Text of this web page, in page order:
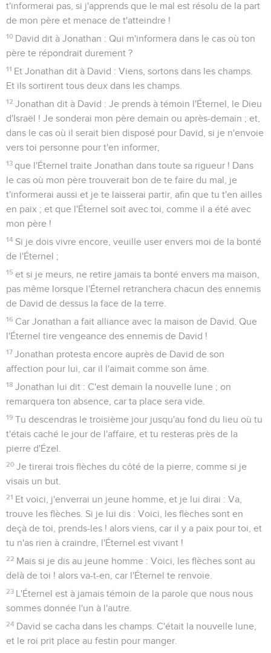
t'informerai pas, si j'apprends que le mal est résolu de la part
de mon père et menace de t'atteindre !
10 David dit à Jonathan : Qui m'informera dans le cas où ton
père te répondrait durement ?
11 Et Jonathan dit à David : Viens, sortons dans les champs.
Et ils sortirent tous deux dans les champs.
12 Jonathan dit à David : Je prends à témoin l'Éternel, le Dieu
d'Israël ! Je sonderai mon père demain ou après-demain ; et,
dans le cas où il serait bien disposé pour David, si je n'envoie
vers toi personne pour t'en informer,
13 que l'Éternel traite Jonathan dans toute sa rigueur ! Dans
le cas où mon père trouverait bon de te faire du mal, je
t'informerai aussi et je te laisserai partir, afin que tu t'en ailles
en paix ; et que l'Éternel soit avec toi, comme il a été avec
mon père !
14 Si je dois vivre encore, veuille user envers moi de la bonté
de l'Éternel ;
15 et si je meurs, ne retire jamais ta bonté envers ma maison,
pas même lorsque l'Éternel retranchera chacun des ennemis
de David de dessus la face de la terre.
16 Car Jonathan a fait alliance avec la maison de David. Que
l'Éternel tire vengeance des ennemis de David !
17 Jonathan protesta encore auprès de David de son
affection pour lui, car il l'aimait comme son âme.
18 Jonathan lui dit : C'est demain la nouvelle lune ; on
remarquera ton absence, car ta place sera vide.
19 Tu descendras le troisième jour jusqu'au fond du lieu où tu
t'étais caché le jour de l'affaire, et tu resteras près de la
pierre d'Ézel.
20 Je tirerai trois flèches du côté de la pierre, comme si je
visais un but.
21 Et voici, j'enverrai un jeune homme, et je lui dirai : Va,
trouve les flèches. Si je lui dis : Voici, les flèches sont en
deçà de toi, prends-les ! alors viens, car il y a paix pour toi, et
tu n'as rien à craindre, l'Éternel est vivant !
22 Mais si je dis au jeune homme : Voici, les flèches sont au
delà de toi ! alors va-t-en, car l'Éternel te renvoie.
23 L'Éternel est à jamais témoin de la parole que nous nous
sommes donnée l'un à l'autre.
24 David se cacha dans les champs. C'était la nouvelle lune,
et le roi prit place au festin pour manger.